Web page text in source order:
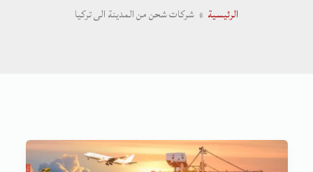
الرئيسية شركات شحن من المدينة الى تركيا